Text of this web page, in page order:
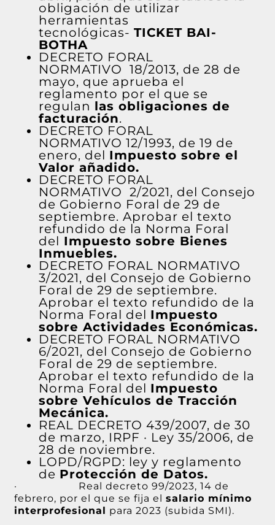
obligación de utilizar
herramientas
tecnológicas-TICKET BAI-
BOTHA
DECRETO FORAL
NORMATIVO 18/2013, de 28 de
mayo, que aprueba el
reglamento por el que se
regulan las obligaciones de
facturación.
DECRETO FORAL
NORMATIVO 12/1993, de 19 de
enero, del Impuesto sobre el
Valor añadido.
DECRETO FORAL
NORMATIVO 2/2021, del Consejo
de Gobierno Foral de 29 de
septiembre. Aprobar el texto
refundido de la Norma Foral
del Impuesto sobre Bienes
Inmuebles.
DECRETO FORAL NORMATIVO
3/2021, del Consejo de Gobierno
Foral de 29 de septiembre.
Aprobar el texto refundido de la
Norma Foral del Impuesto
sobre Actividades Económicas.
DECRETO FORAL NORMATIVO
6/2021, del Consejo de Gobierno
Foral de 29 de septiembre.
Aprobar el texto refundido de la
Norma Foral del Impuesto
sobre Vehículos de Tracción
Mecánica.
REAL DECRETO 439/2007, de 30
de marzo, IRPF · Ley 35/2006, de
28 de noviembre.
LOPD/RGPD: ley y reglamento
de Protección de Datos.
· Real decreto 99/2023, 14 de
febrero, por el que se fija elsalario mínimo
interprofesional para 2023 (subida SMI).